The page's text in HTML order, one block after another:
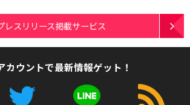
レスリリース掲載サービス
カウントで最新情報ゲット！